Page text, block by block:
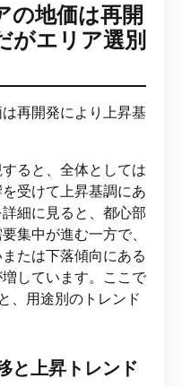
の地価は再開
がエリア選別
ると、全体としては
受けて上昇基調にあ
細に見ると、都心部
集中が進む一方で、
たは下落傾向にある
しています。ここで
、用途別のトレンド
と上昇トレンド